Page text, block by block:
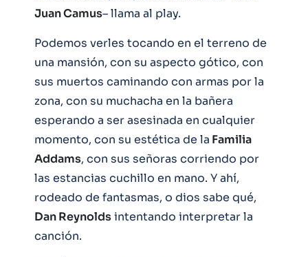
Juan Camus– llama al play.
Podemos verles tocando en el terreno de
una mansión, con su aspecto gótico, con
sus muertos caminando con armas por la
zona, con su muchacha en la bañera
esperando a ser asesinada en cualquier
momento, con su estética de la Familia
Addams, con sus señoras corriendo por
las estancias cuchillo en mano. Y ahí,
rodeado de fantasmas, o dios sabe qué,
Dan Reynoldsintentando interpretar la
canción.